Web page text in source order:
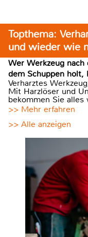
Topthema:
und wieder wie
Wer Werkzeug
dem Schuppen holt,
Verharztes
Mit Harzlöser und
bekommen Sie alles
>> Mehr erfahren
>> Alle anzeigen